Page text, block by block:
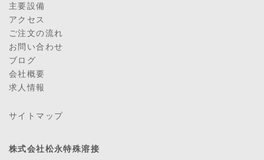
主要設備
アクセス
ご注文の流れ
お問い合わせ
ブログ
会社概要
求人情報
サイトマップ
株式会社松永特殊溶接